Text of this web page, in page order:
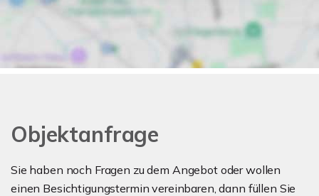
Objektanfrage
Sie haben noch Fragen zu dem Angebot oder wollen
einen Besichtigungstermin vereinbaren, dann füllen Sie